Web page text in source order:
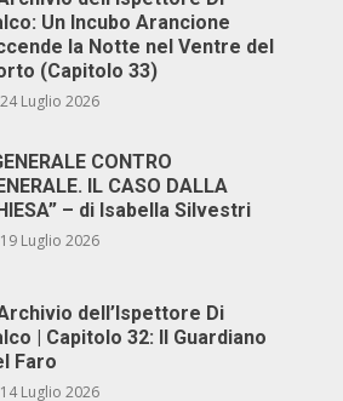
Un Incubo Arancione
la Notte nel Ventre del
(Capitolo 33)
24 Luglio 2026
CONTRO
IL CASO DALLA
– di Isabella Silvestri
19 Luglio 2026
dell’Ispettore Di
| Capitolo 32: Il Guardiano
Faro
14 Luglio 2026